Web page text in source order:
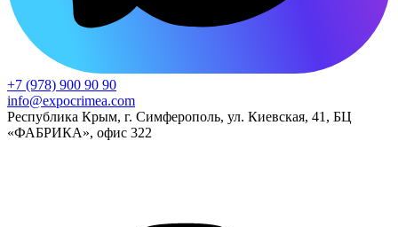
+7 (978) 900 90 90
info@expocrimea.com
Республика Крым, г. Симферополь, ул. Киевская, 41, БЦ
«ФАБРИКА», офис 322